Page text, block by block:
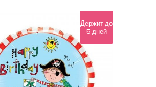
Держит до
5 дней